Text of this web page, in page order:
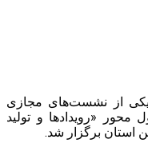
۱۴۰۲ و در قالب یکی از نشست‌های مجازی
محور «رویدادها و تولید
استان برگزار شد.